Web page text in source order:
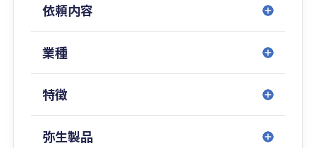
依頼内容
業種
特徴
弥生製品